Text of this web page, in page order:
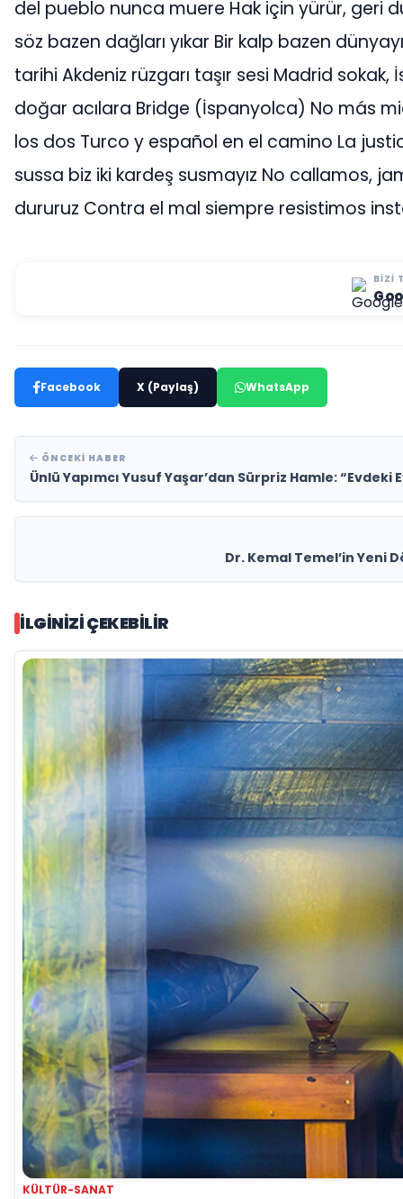
del pueblo nunca muere Hak için yürür, geri
söz bazen dağları yıkar Bir kalp bazen
tarihi Akdeniz rüzgarı taşır sesi Madrid
doğar acılara Bridge (İspanyolca) No más
los dos Turco y español en el camino La
sussa biz iki kardeş susmayız No callamos,
dururuz Contra el mal siempre resistimos
BIZI
Facebook X (Paylaş) WhatsApp
ÖNCEKI HABER
Ünlü Yapımcı Yusuf Yaşar’dan Sürpriz Hamle:
Dr. Kemal Temel’in Yeni
İLGINIZI ÇEKEBILIR
KÜLTÜR-SANAT